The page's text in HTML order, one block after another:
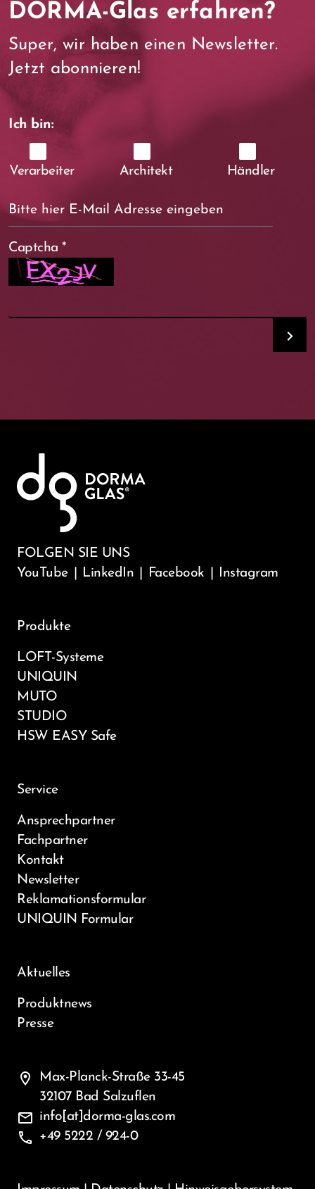
DORMA-Glas erfahren?
Super, wir haben einen Newsletter.
Jetzt abonnieren!
Ich bin:
Verarbeiter Architekt Händler
Captcha *
FOLGEN SIE UNS
YouTube
LinkedIn Facebook Instagram
Produkte
LOFT-Systeme
UNIQUIN
MUTO
STUDIO
HSW EASY Safe
Service
Ansprechpartner
Fachpartner
Kontakt
Newsletter
Reklamationsformular
UNIQUIN Formular
Aktuelles
Produktnews
Presse
location_on
Max-Planck-Straße 33-45
32107 Bad Salzuflen
mail info[at]dorma-glas.com
phone +49 5222 / 924-0